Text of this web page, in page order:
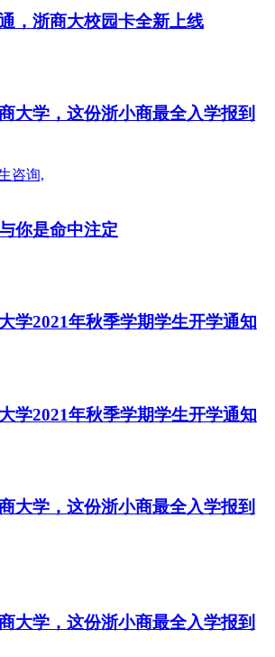
，浙商大校园卡全新上线
大学，这份浙小商最全入学报到
你是命中注定
学2021年秋季学期学生开学通知
学2021年秋季学期学生开学通知
大学，这份浙小商最全入学报到
大学，这份浙小商最全入学报到